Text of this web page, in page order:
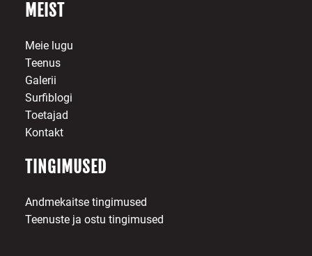
MEIST
Meie lugu
Teenus
Galerii
Surfiblogi
Toetajad
Kontakt
TINGIMUSED
Andmekaitse tingimused
Teenuste ja ostu tingimused